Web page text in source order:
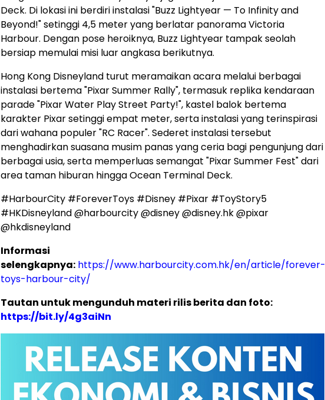
Deck. Di lokasi ini berdiri instalasi "Buzz Lightyear — To Infinity and
Beyond!" setinggi 4,5 meter yang berlatar panorama Victoria
Harbour. Dengan pose heroiknya, Buzz Lightyear tampak seolah
bersiap memulai misi luar angkasa berikutnya.
Hong Kong Disneyland turut meramaikan acara melalui berbagai
instalasi bertema "Pixar Summer Rally", termasuk replika kendaraan
parade "Pixar Water Play Street Party!", kastel balok bertema
karakter Pixar setinggi empat meter, serta instalasi yang terinspirasi
dari wahana populer "RC Racer". Sederet instalasi tersebut
menghadirkan suasana musim panas yang ceria bagi pengunjung dari
berbagai usia, serta memperluas semangat "Pixar Summer Fest" dari
area taman hiburan hingga Ocean Terminal Deck.
#HarbourCity #ForeverToys #Disney #Pixar #ToyStory5
#HKDisneyland @harbourcity @disney @disney.hk @pixar
@hkdisneyland
Informasi
selengkapnya: https://www.harbourcity.com.hk/en/article/forever-
toys-harbour-city/
Tautan untuk mengunduh materi rilis berita dan foto:
https://bit.ly/4g3aiNn